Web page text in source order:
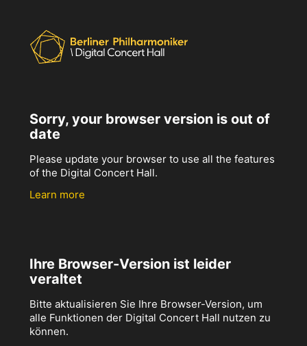
Sorry, your browser version is out of
date
Please update your browser to use all the features
of the Digital Concert Hall.
Learn more
Ihre Browser-Version ist leider
veraltet
Bitte aktualisieren Sie Ihre Browser-Version, um
alle Funktionen der Digital Concert Hall nutzen zu
können.